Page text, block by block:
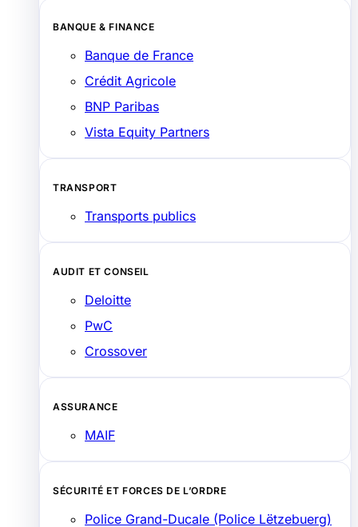
BANQUE & FINANCE
Banque de France
Crédit Agricole
BNP Paribas
Vista Equity Partners
TRANSPORT
Transports publics
AUDIT ET CONSEIL
Deloitte
PwC
Crossover
ASSURANCE
MAIF
SÉCURITÉ ET FORCES DE L’ORDRE
Police Grand-Ducale (Police Lëtzebuerg)